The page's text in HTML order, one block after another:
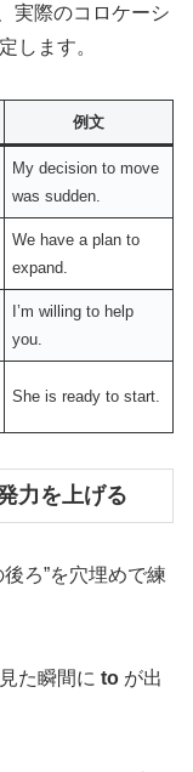
実際のコロケーシ
します。
例文
My decision to move
was sudden.
We have a plan to
expand.
I’m willing to help
you.
She is ready to start.
力を上げる
ろ”を穴埋めで練
た瞬間に to が出